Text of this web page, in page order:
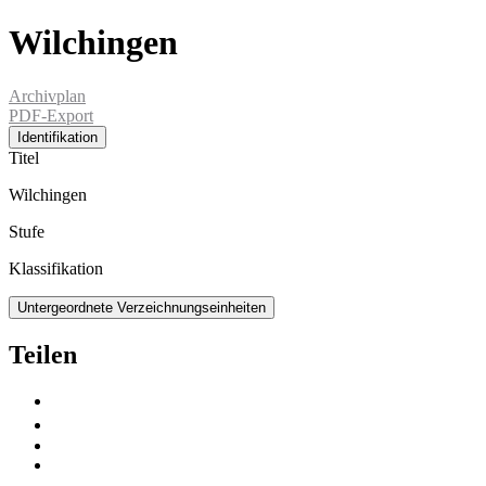
Wilchingen
Archivplan
PDF-Export
Identifikation
Titel
Wilchingen
Stufe
Klassifikation
Untergeordnete Verzeichnungseinheiten
Teilen